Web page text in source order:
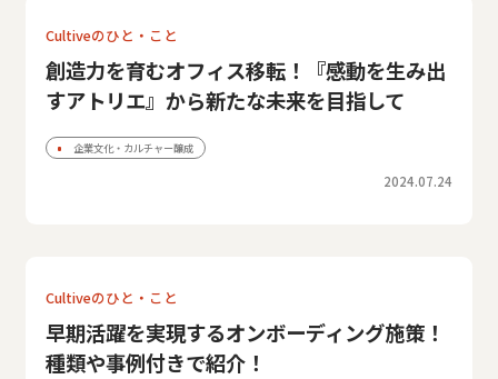
Cultiveのひと・こと
創造力を育むオフィス移転！『感動を生み出
すアトリエ』から新たな未来を目指して
企業文化・カルチャー醸成
2024.07.24
Cultiveのひと・こと
早期活躍を実現するオンボーディング施策！
種類や事例付きで紹介！